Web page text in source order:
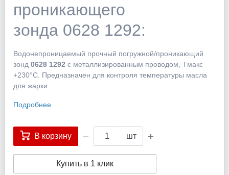
проникающего
зонда 0628 1292:
Водонепроницаемый прочный погружной/проникающий
зонд 0628 1292 с металлизированным проводом, Tмакс
+230°C. Предназначен для контроля температуры масла
для жарки.
Подробнее
В корзину шт
Купить в 1 клик